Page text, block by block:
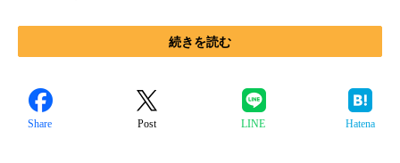
続きを読む
Share Post LINE Hatena